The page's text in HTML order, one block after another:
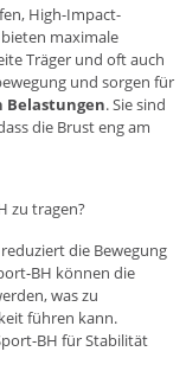
, High-Impact-
maximale
Träger und oft auch
und sorgen für
Belastungen. Sie sind
die Brust eng am
zu tragen?
die Bewegung
BH können die
was zu
führen kann.
BH für Stabilität